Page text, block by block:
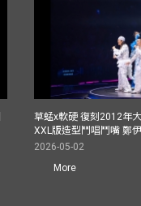
草蜢x軟硬 復刻2012年
XXL版造型鬥唱鬥嘴 鄭
2026-05-02
More